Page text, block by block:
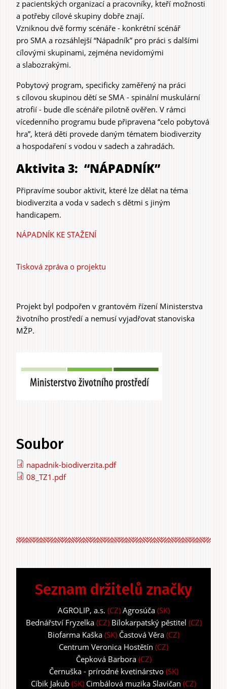
z pacientských organizací a pracovníky, kteří možnosti
a potřeby cílové skupiny dobře znají.
Vzniknou dvě formy scénáře - konkrétní scénář
pro SMA a rozsáhlejší “Nápadník” pro práci s dalšími
cílovými skupinami, zejména nevidomými
a slabozrakými.
Pobytový program, specificky zaměřený na práci
s cílovou skupinou dětí se SMA - spinální muskulární
atrofií - bude dle scénáře pilotně ověřen. V rámci
vícedenního programu bude připravena “celo pobytová
hra”, která děti provede daným tématem biodiverzity
a hospodaření s vodou v sadech a zahradách.
Aktivita 3: “NÁPADNÍK”
Připravíme soubor aktivit, které lze dělat na téma
biodiverzita a voda v sadech s dětmi s jiným
handicapem.
NÁPADNÍK KE STAŽENÍ
Tisková zpráva o projektu
Projekt byl podpořen v grantovém řízení Ministerstva
životního prostředí a nemusí vyjadřovat stanoviska
MŽP.
Soubor
napadnik-biodiverzita.pdf
08_TZ1.pdf
Seznam držitelů značky
AGROLIP, a.s. (CZ) Agrosúča(SK)
Bednářství Fryzelka(CZ) Bílokarpatský pěstitel (CZ)
Biofarma Kaška (SK) Častová Věra (CZ)
Centrum Veronica Hostětín (CZ)
Čepková Barbora(CZ)
Černuška - prírodné kvetinárstvo(SK)
Cíbik Jakub (SK) Cimbálová muzika Slavičan (CZ)